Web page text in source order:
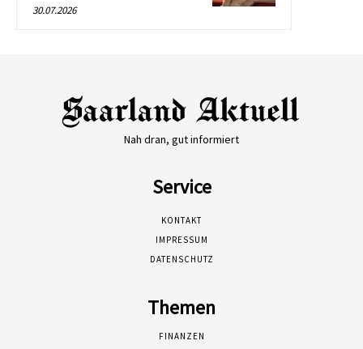
30.07.2026
Nah dran, gut informiert
Service
KONTAKT
IMPRESSUM
DATENSCHUTZ
Themen
FINANZEN